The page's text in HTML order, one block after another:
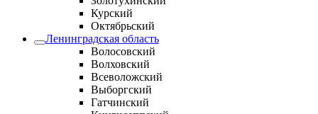
Курский
Октябрьский
Ленинградская область
Волосовский
Волховский
Всеволожский
Выборгский
Гатчинский